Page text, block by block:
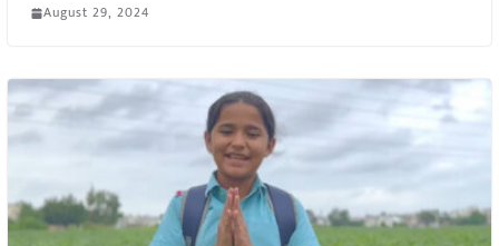
August 29, 2024